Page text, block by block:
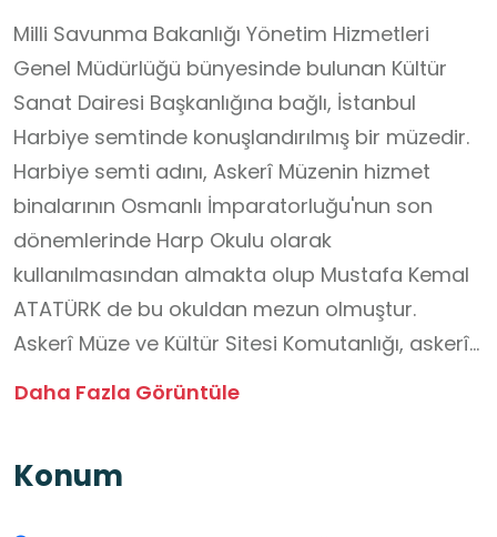
Milli Savunma Bakanlığı Yönetim Hizmetleri
Genel Müdürlüğü bünyesinde bulunan Kültür
Sanat Dairesi Başkanlığına bağlı, İstanbul
Harbiye semtinde konuşlandırılmış bir müzedir.
Harbiye semti adını, Askerî Müzenin hizmet
binalarının Osmanlı İmparatorluğu'nun son
dönemlerinde Harp Okulu olarak
kullanılmasından almakta olup Mustafa Kemal
ATATÜRK de bu okuldan mezun olmuştur.
Askerî Müze ve Kültür Sitesi Komutanlığı, askerî
kültür varlıkları kapsamına giren eserleri toplar,
sergiler ve gelecek kuşaklara iletilmek üzere
Daha Fazla Görüntüle
Konum